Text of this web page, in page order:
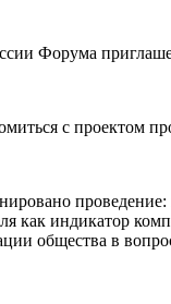
Форума
с
как индикатор
общества в